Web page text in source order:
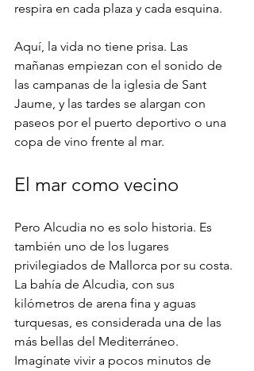
respira en cada plaza y cada esquina.
Aquí, la vida no tiene prisa. Las
mañanas empiezan con el sonido de
las campanas de la iglesia de Sant
Jaume, y las tardes se alargan con
paseos por el puerto deportivo o una
copa de vino frente al mar.
El mar como vecino
Pero Alcudia no es solo historia. Es
también uno de los lugares
privilegiados de Mallorca por su costa.
La bahía de Alcudia, con sus
kilómetros de arena fina y aguas
turquesas, es considerada una de las
más bellas del Mediterráneo.
Imagínate vivir a pocos minutos de